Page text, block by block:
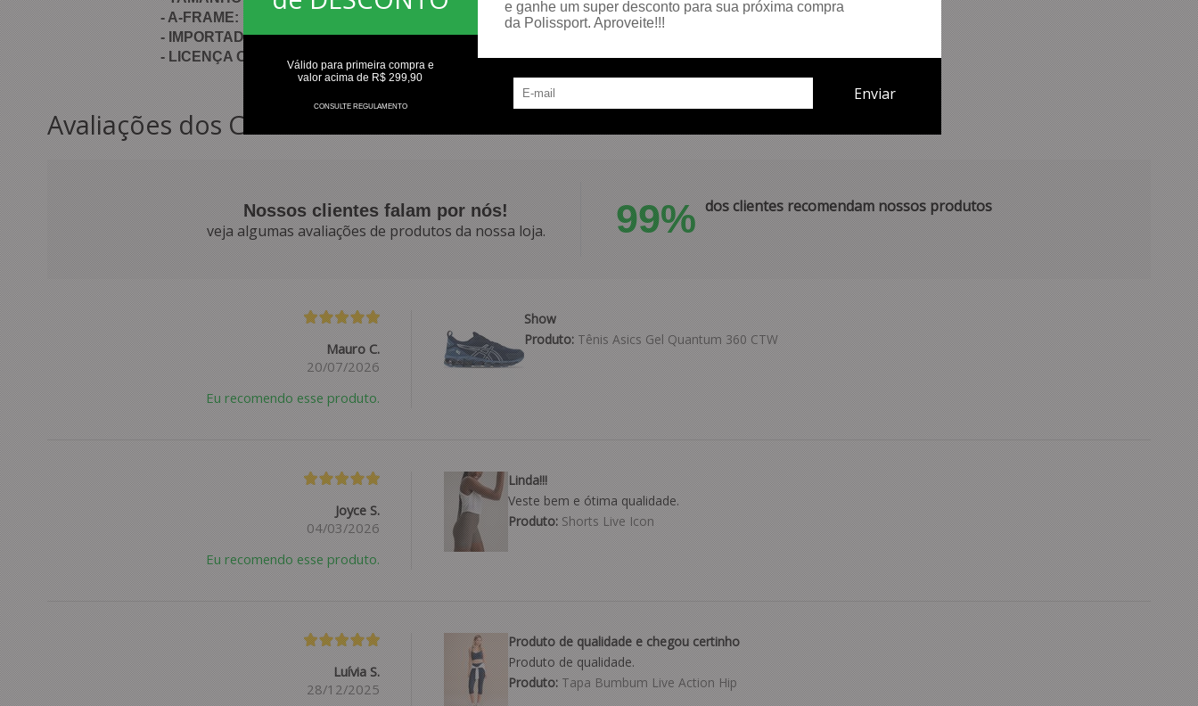
Válido para primeira compra e
valor acima de R$ 299,90
CONSULTE REGULAMENTO
e ganhe um super desconto para sua próxima compra
da Polissport. Aproveite!!!
- A-FRAME: PAINEL FRONTAL ÚNICO
- IMPORTADO
- LICENÇA OFICIAL
Avaliações dos Clientes
Nossos clientes falam por nós!
veja algumas avaliações de produtos da nossa loja.
99% dos clientes recomendam nossos produtos
Mauro C.
20/07/2026
Eu recomendo esse produto.
Show
Produto:Tênis Asics Gel Quantum 360 CTW
Joyce S.
04/03/2026
Eu recomendo esse produto.
Linda!!!
Veste bem e ótima qualidade.
Produto:Shorts Live Icon
Luívia S.
28/12/2025
Produto de qualidade e chegou certinho
Produto de qualidade.
Produto:Tapa Bumbum Live Action Hip